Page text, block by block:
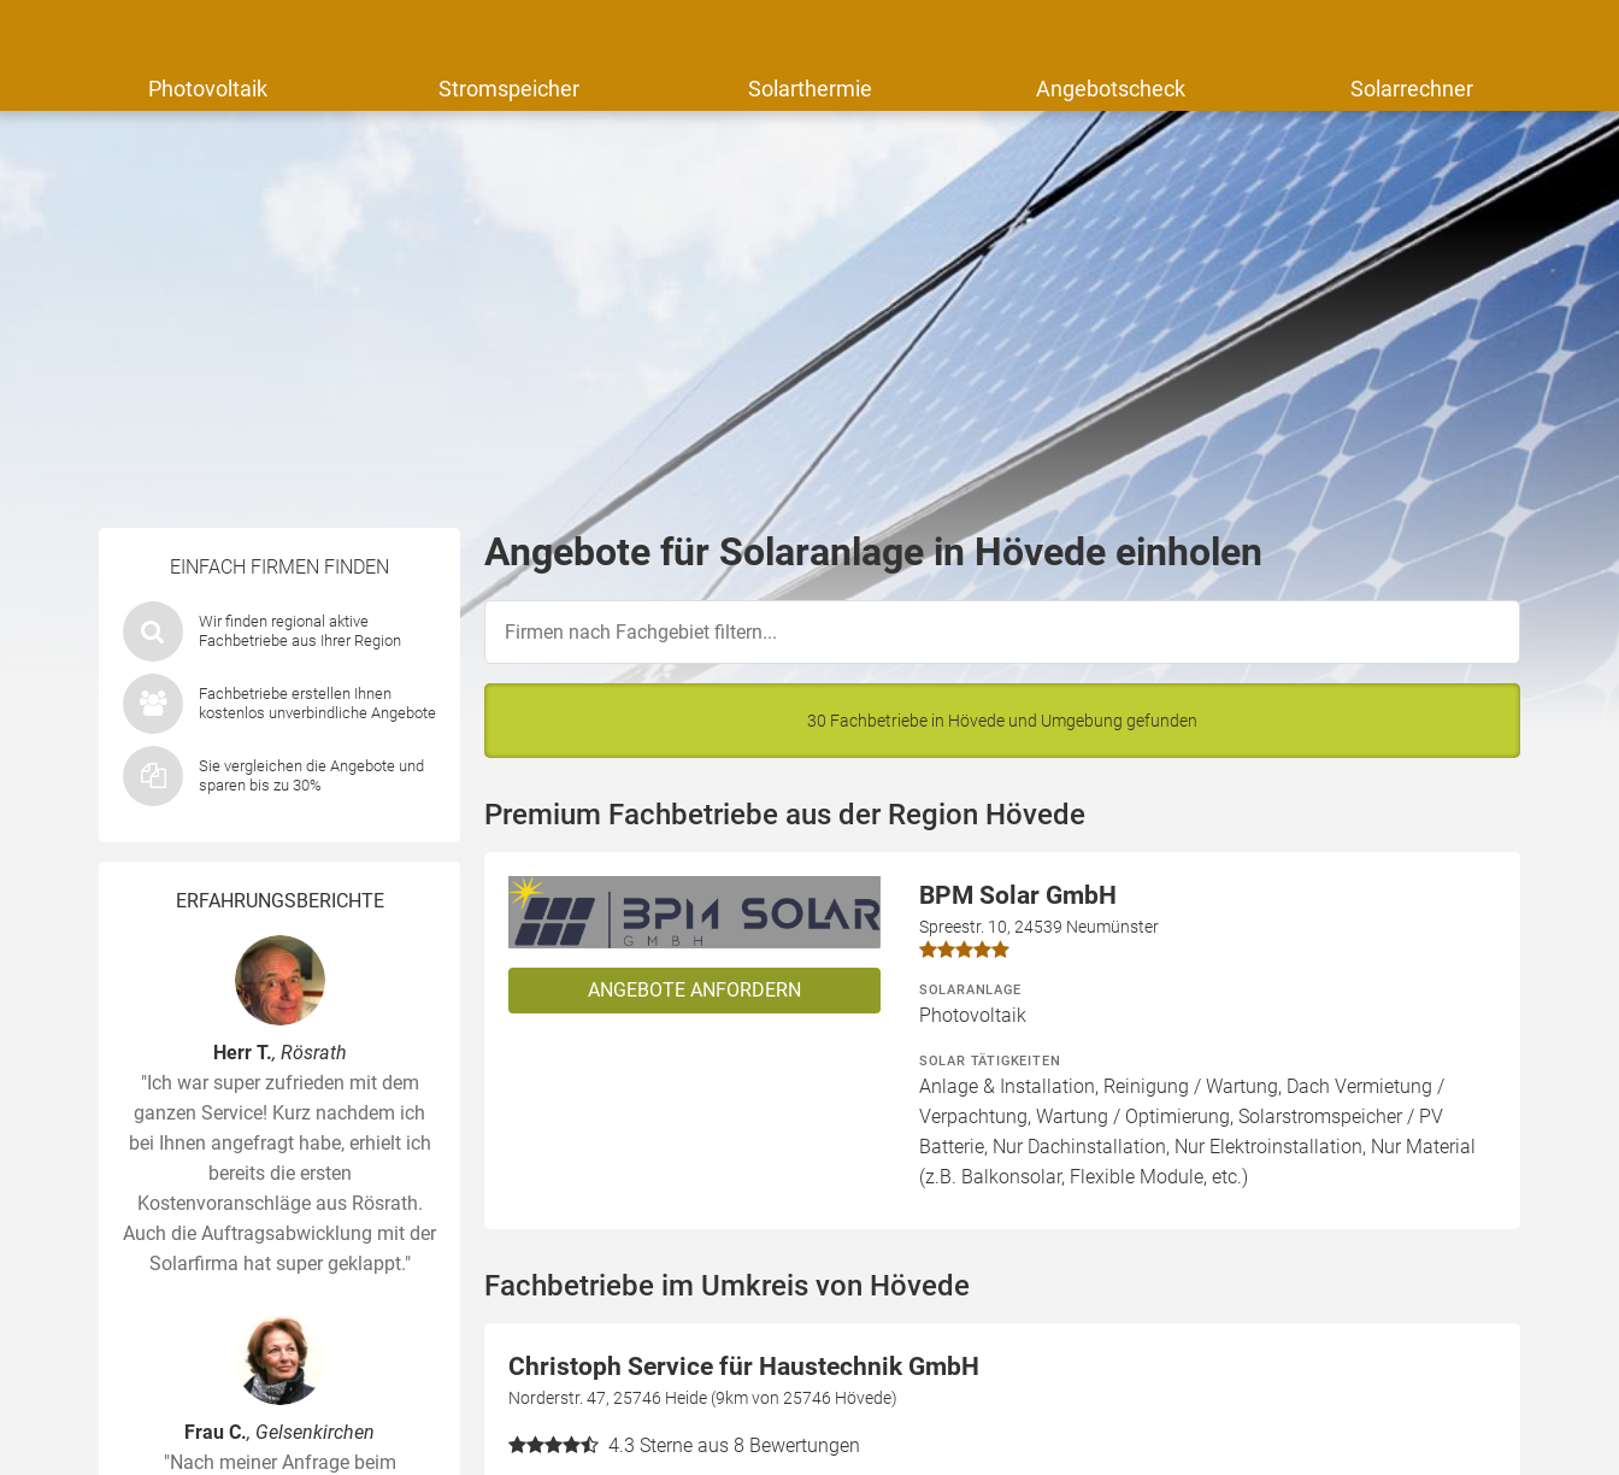
Photovoltaik Stromspeicher Solarthermie Angebotscheck Solarrechner
EINFACH FIRMEN FINDEN
Wir finden regional aktive
Fachbetriebe aus Ihrer Region
Fachbetriebe erstellen Ihnen
kostenlos unverbindliche Angebote
Sie vergleichen die Angebote und
sparen bis zu 30%
ERFAHRUNGSBERICHTE
Herr T., Rösrath
"Ich war super zufrieden mit dem
ganzen Service! Kurz nachdem ich
bei Ihnen angefragt habe, erhielt ich
bereits die ersten
Kostenvoranschläge aus Rösrath.
Auch die Auftragsabwicklung mit der
Solarfirma hat super geklappt."
Frau C., Gelsenkirchen
"Nach meiner Anfrage beim
Angebote für Solaranlage in Hövede einholen
30 Fachbetriebe in Hövede und Umgebung gefunden
Premium Fachbetriebe aus der Region Hövede
ANGEBOTE ANFORDERN
BPM Solar GmbH
Spreestr. 10, 24539 Neumünster
SOLARANLAGE
Photovoltaik
SOLAR TÄTIGKEITEN
Anlage & Installation, Reinigung / Wartung, Dach Vermietung /
Verpachtung, Wartung / Optimierung, Solarstromspeicher / PV
Batterie, Nur Dachinstallation, Nur Elektroinstallation, Nur Material
(z.B. Balkonsolar, Flexible Module, etc.)
Fachbetriebe im Umkreis von Hövede
Christoph Service für Haustechnik GmbH
Norderstr. 47, 25746 Heide (9km von 25746 Hövede)
4.3 Sterne aus 8 Bewertungen